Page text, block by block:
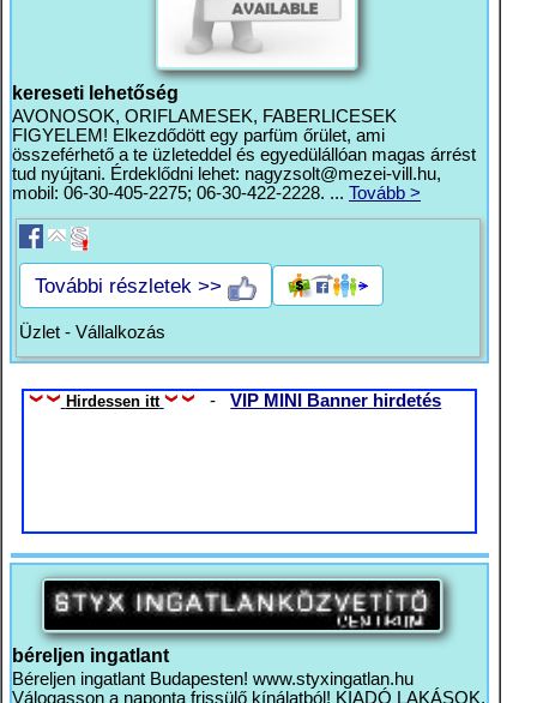
kereseti lehetőség
AVONOSOK, ORIFLAMESEK, FABERLICESEK
FIGYELEM! Elkezdődött egy parfüm őrület, ami
összeférhető a te üzleteddel és egyedülállóan magas árrést
tud nyújtani. Érdeklődni lehet: nagyzsolt@mezei-vill.hu,
mobil: 06-30-405-2275; 06-30-422-2228. ... Tovább >
További részletek >>
Üzlet - Vállalkozás
Hirdessen itt -VIP MINI Banner hirdetés
béreljen ingatlant
Béreljen ingatlant Budapesten! www.styxingatlan.hu
Válogasson a naponta frissülő kínálatból! KIADÓ LAKÁSOK,